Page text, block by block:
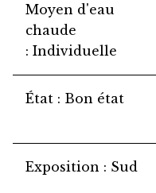
Moyen d'eau
chaude
Individuelle
État Bon état
Exposition Sud